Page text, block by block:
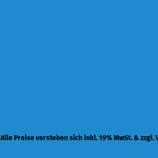
Alle Preise verstehen sich inkl. 19% MwSt. & zzgl.